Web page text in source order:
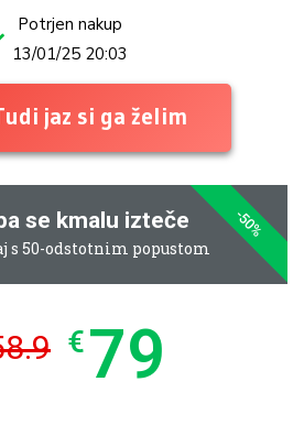
Potrjen nakup
13/01/25 20:03
jaz si ga želim
se kmalu izteče
s 50-odstotnim popustom
€79
-50%